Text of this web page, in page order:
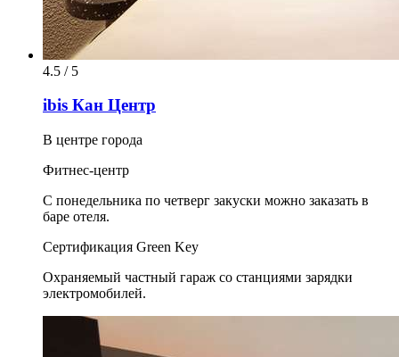
4.5 / 5
ibis Кан Центр
В центре города
Фитнес-центр
С понедельника по четверг закуски можно заказать в
баре отеля.
Сертификация Green Key
Охраняемый частный гараж со станциями зарядки
электромобилей.